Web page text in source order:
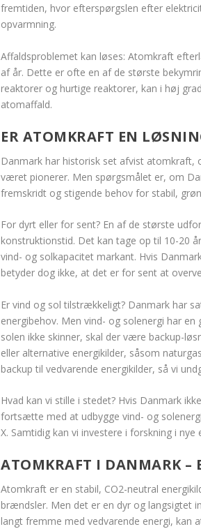
fremtiden, hvor efterspørgslen efter
opvarmning.
Affaldsproblemet kan løses: Atomkraft
af år. Dette er ofte en af de største
reaktorer og hurtige reaktorer, kan i høj
atomaffald.
ER ATOMKRAFT EN
Danmark har historisk set afvist
været pionerer. Men spørgsmålet er, om
fremskridt og stigende behov for stabil,
For dyrt eller for sent? En af de største
konstruktionstid. Det kan tage op til 10-20
vind- og solkapacitet markant. Hvis
betyder dog ikke, at det er for sent at
Er vind og sol tilstrækkeligt? Danmark har
energibehov. Men vind- og solenergi har
solen ikke skinner, skal der være backup-
eller alternative energikilder, såsom
backup til vedvarende energikilder, så vi
Hvad kan vi stille i stedet? Hvis Danmark
fortsætte med at udbygge vind- og
X. Samtidig kan vi investere i forskning i
ATOMKRAFT I DANMARK –
Atomkraft er en stabil, CO2-neutral
brændsler. Men det er en dyr og langsigtet
langt fremme med vedvarende energi,